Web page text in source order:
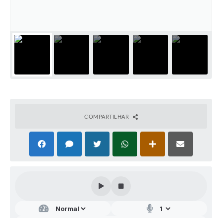
COMPARTILHAR